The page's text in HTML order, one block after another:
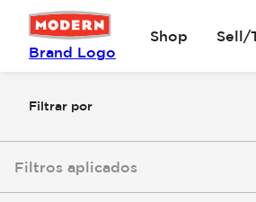
Brand Logo
Shop Sell/
Filtrar por
Filtros aplicados